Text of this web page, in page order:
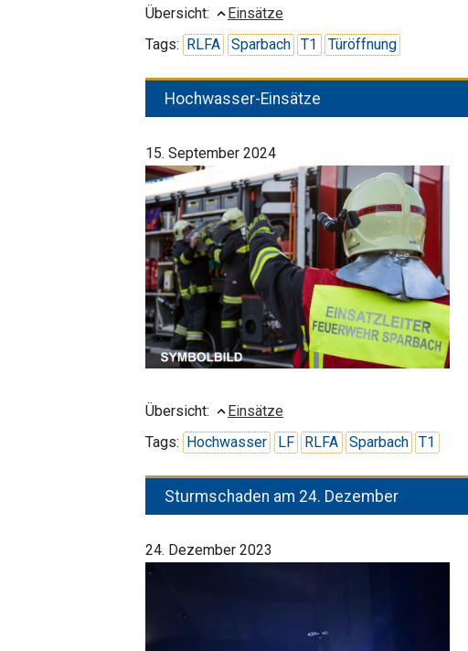
Übersicht:
Einsätze
Tags: RLFA Sparbach T1 Türöffnung
Hochwasser-Einsätze
15. September 2024
Übersicht:
Einsätze
Tags: Hochwasser LF RLFA Sparbach T1
Sturmschaden am 24. Dezember
24. Dezember 2023